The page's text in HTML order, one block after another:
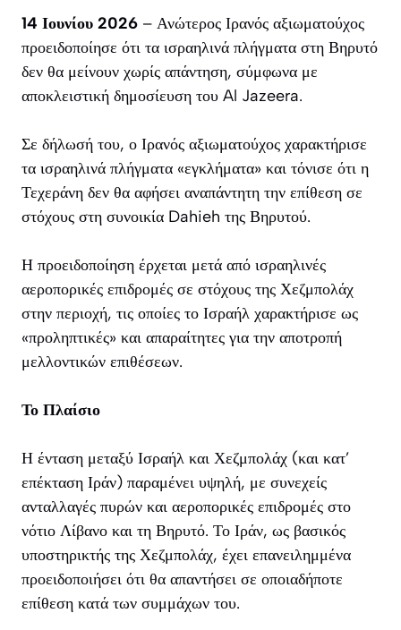
14 Ιουνίου 2026 – Ανώτερος Ιρανός αξιωματούχος
προειδοποίησε ότι τα ισραηλινά πλήγματα στη Βηρυτό
δεν θα μείνουν χωρίς απάντηση, σύμφωνα με
αποκλειστική δημοσίευση του Al Jazeera.
Σε δήλωσή του, ο Ιρανός αξιωματούχος χαρακτήρισε
τα ισραηλινά πλήγματα «εγκλήματα» και τόνισε ότι η
Τεχεράνη δεν θα αφήσει αναπάντητη την επίθεση σε
στόχους στη συνοικία Dahieh της Βηρυτού.
Η προειδοποίηση έρχεται μετά από ισραηλινές
αεροπορικές επιδρομές σε στόχους της Χεζμπολάχ
στην περιοχή, τις οποίες το Ισραήλ χαρακτήρισε ως
«προληπτικές» και απαραίτητες για την αποτροπή
μελλοντικών επιθέσεων.
Το Πλαίσιο
Η ένταση μεταξύ Ισραήλ και Χεζμπολάχ (και κατ’
επέκταση Ιράν) παραμένει υψηλή, με συνεχείς
ανταλλαγές πυρών και αεροπορικές επιδρομές στο
νότιο Λίβανο και τη Βηρυτό. Το Ιράν, ως βασικός
υποστηρικτής της Χεζμπολάχ, έχει επανειλημμένα
προειδοποιήσει ότι θα απαντήσει σε οποιαδήποτε
επίθεση κατά των συμμάχων του.